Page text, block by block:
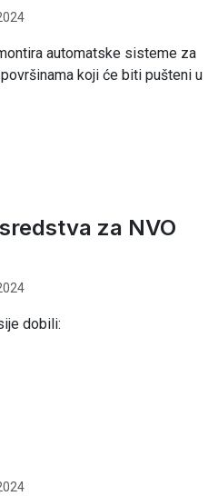
automatske sisteme za
koji će biti pušteni u
za NVO
dobili: